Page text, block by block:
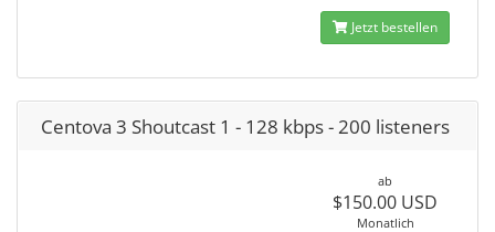
Jetzt bestellen
Centova 3 Shoutcast 1 - 128 kbps - 200 listeners
ab
$150.00 USD
Monatlich